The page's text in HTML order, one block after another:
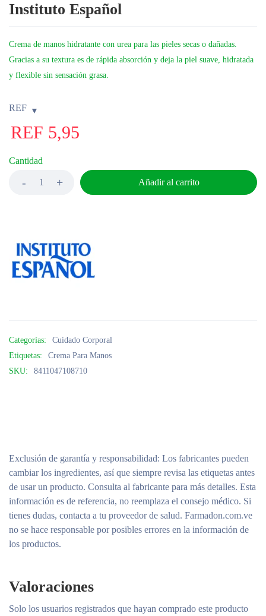
Instituto Español
Crema de manos hidratante con urea para las pieles secas o dañadas.
Gracias a su textura es de rápida absorción y deja la piel suave, hidratada
y flexible sin sensación grasa.
REF
REF 5,95
Cantidad
Añadir al carrito
Categorías:
Cuidado Corporal
Etiquetas:
Crema Para Manos
SKU:
8411047108710
Exclusión de garantía y responsabilidad: Los fabricantes pueden
cambiar los ingredientes, así que siempre revisa las etiquetas antes
de usar un producto. Consulta al fabricante para más detalles. Esta
información es de referencia, no reemplaza el consejo médico. Si
tienes dudas, contacta a tu proveedor de salud. Farmadon.com.ve
no se hace responsable por posibles errores en la información de
los productos.
Valoraciones
Solo los usuarios registrados que hayan comprado este producto